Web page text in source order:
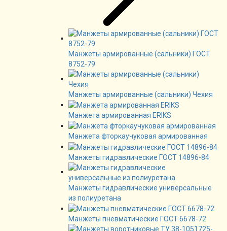
Манжеты армированные (сальники) ГОСТ
8752-79
Манжеты армированные (сальники) Чехия
Манжета армированная ERIKS
Манжета фторкаучуковая армированная
Манжеты гидравлические ГОСТ 14896-84
Манжеты гидравлические универсальные
из полиуретана
Манжеты пневматические ГОСТ 6678-72